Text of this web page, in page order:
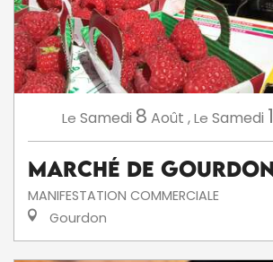
Le Samedi 8 Août ,Le Samedi
Marché de
MANIFESTATION COMMERCIALE
Gourdon